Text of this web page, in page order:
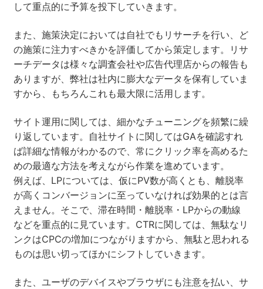
して重点的に予算を投下していきます。
また、施策決定においては自社でもリサーチを行い、ど
の施策に注力すべきかを評価してから策定します。リサ
ーチデータは様々な調査会社や広告代理店からの報告も
ありますが、弊社は社内に膨大なデータを保有していま
すから、もちろんこれも最大限に活用します。
サイト運用に関しては、細かなチューニングを頻繁に繰
り返しています。自社サイトに関してはGAを確認すれ
ば詳細な情報がわかるので、常にクリック率を高めるた
めの最適な方法を考えながら作業を進めています。
例えば、LPについては、仮にPV数が高くとも、離脱率
が高くコンバージョンに至っていなければ効果的とは言
えません。そこで、滞在時間・離脱率・LPからの動線
などを重点的に見ています。CTRに関しては、無駄なリ
ンクはCPCの増加につながりますから、無駄と思われる
ものは思い切ってほかにシフトしていきます。
また、ユーザのデバイスやブラウザにも注意を払い、サ